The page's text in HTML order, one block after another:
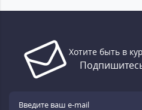
Хотите быть в